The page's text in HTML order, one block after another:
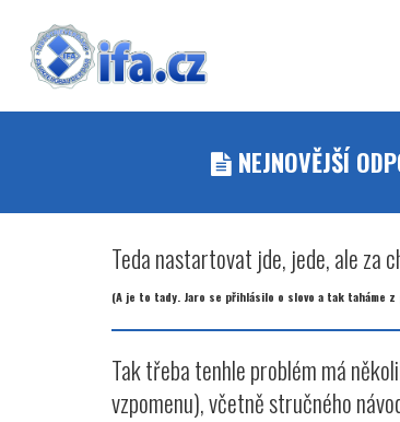
NEJNOVĚJŠÍ
Teda nastartovat jde, jede, ale za
(A je to tady. Jaro se přihlásilo o slovo a tak taháme
Tak třeba tenhle problém má
vzpomenu), včetně stručného